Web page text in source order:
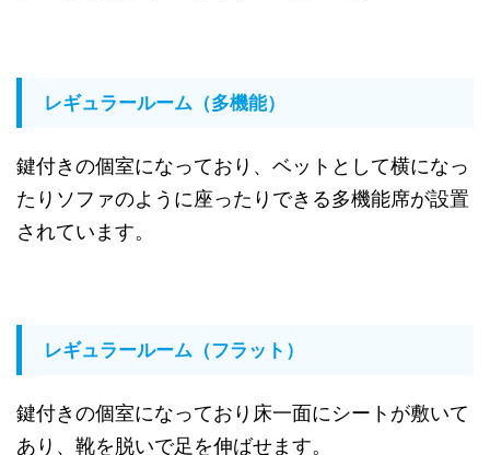
レギュラールーム（多機能）
鍵付きの個室になっており、ベットとして横になっ
たりソファのように座ったりできる多機能席が設置
されています。
レギュラールーム（フラット）
鍵付きの個室になっており床一面にシートが敷いて
あり、靴を脱いで足を伸ばせます。